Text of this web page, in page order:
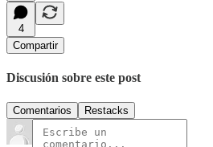
4
Compartir
Discusión sobre este post
Comentarios Restacks